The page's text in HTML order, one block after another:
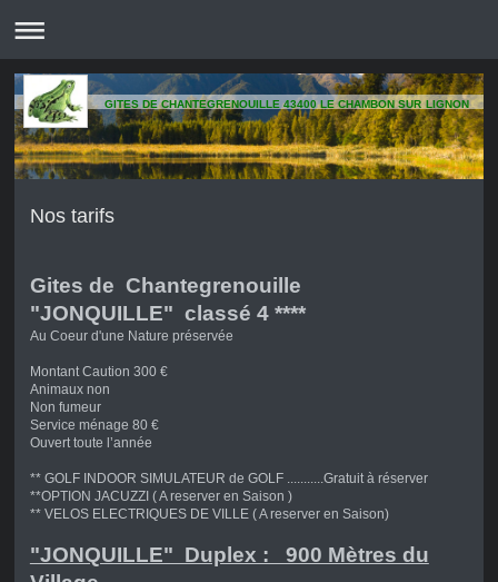
GITES DE CHANTEGRENOUILLE 43400 LE CHAMBON SUR LIGNON
Nos tarifs
Gites de Chantegrenouille
"JONQUILLE" classé 4 ****
Au Coeur d'une Nature préservée
Montant Caution 300 €
Animaux non
Non fumeur
Service ménage 80 €
Ouvert toute l’année
** GOLF INDOOR SIMULATEUR de GOLF ...........Gratuit à réserver
**OPTION JACUZZI ( A reserver en Saison )
** VELOS ELECTRIQUES DE VILLE ( A reserver en Saison)
"JONQUILLE" Duplex : 900 Mètres du